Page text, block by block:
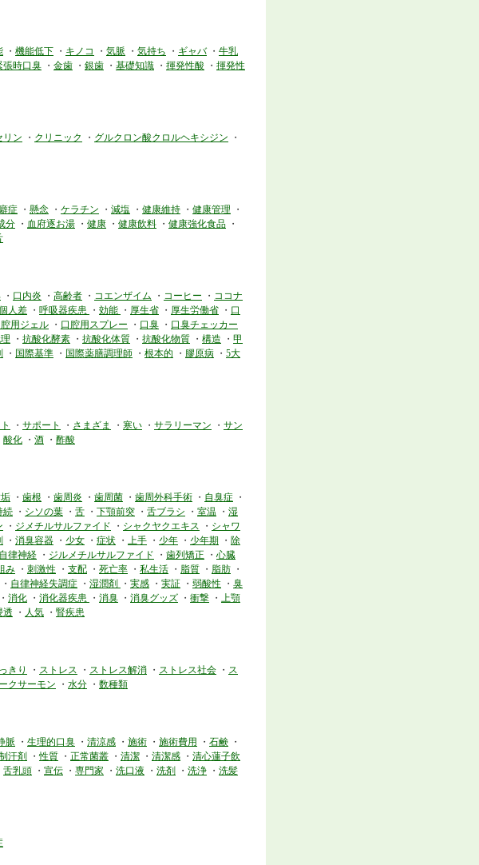
・ 機能低下 ・ キノコ ・ 気脈 ・ 気持ち ・ ギャバ・ 牛乳
張時口臭 ・ 金歯 ・ 銀歯 ・ 基礎知識 ・ 揮発性酸 ・ 揮発性
リン ・ クリニック ・ グルクロン酸クロルヘキシジン ・
症 ・ 懸念 ・ ケラチン ・ 減塩 ・ 健康維持 ・ 健康管理 ・
分 ・ 血府逐お湯 ・ 健康 ・ 健康飲料 ・ 健康強化食品 ・
・ 口内炎 ・ 高齢者 ・ コエンザイム ・ コーヒー ・ ココナ
人差 ・ 呼吸器疾患 ・ 効能 ・ 厚生省 ・ 厚生労働省 ・ 口
用ジェル ・ 口腔用スプレー ・ 口臭 ・ 口臭チェッカー
・ 抗酸化酵素 ・ 抗酸化体質 ・ 抗酸化物質 ・ 構造 ・ 甲
・ 国際基準 ・ 国際薬膳調理師 ・ 根本的 ・ 膠原病 ・ 5大
・ サポート ・ さまざま ・ 寒い ・ サラリーマン ・ サン
酸化 ・ 酒 ・ 酢酸
・ 歯根 ・ 歯周炎 ・ 歯周菌 ・ 歯周外科手術 ・ 自臭症 ・
続 ・ シソの葉 ・ 舌 ・ 下顎前突 ・ 舌ブラシ ・ 室温 ・ 湿
・ ジメチルサルファイド ・ シャクヤクエキス ・ シャワ
・ 消臭容器 ・ 少女 ・ 症状 ・ 上手 ・ 少年 ・ 少年期 ・ 除
自律神経 ・ ジルメチルサルファイド ・ 歯列矯正 ・ 心臓
み ・ 刺激性 ・ 支配 ・ 死亡率 ・ 私生活 ・ 脂質 ・ 脂肪 ・
・ 自律神経失調症 ・ 湿潤剤 ・ 実感 ・ 実証 ・ 弱酸性 ・ 臭
・ 消化 ・ 消化器疾患 ・ 消臭 ・ 消臭グッズ ・ 衝撃 ・ 上顎
透 ・ 人気 ・ 腎疾患
きり ・ ストレス ・ ストレス解消 ・ ストレス社会 ・ ス
クサーモン ・ 水分 ・ 数種類
脈 ・ 生理的口臭 ・ 清涼感 ・ 施術 ・ 施術費用 ・ 石鹸 ・
汗剤 ・性質 ・ 正常菌叢 ・ 清潔 ・ 清潔感 ・ 清心蓮子飲
舌乳頭 ・ 宣伝 ・ 専門家 ・ 洗口液 ・ 洗剤 ・ 洗浄 ・ 洗髪